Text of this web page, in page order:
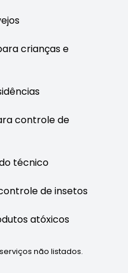
crianças e
controle de
técnico
de insetos
atóxicos
não listados.